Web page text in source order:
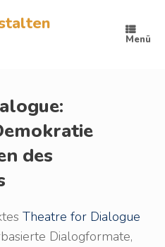
Menü
des
Theatre for Dialogue
Dialogformate,